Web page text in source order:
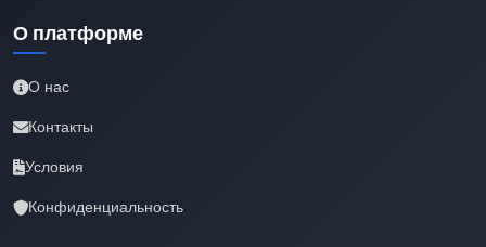
О платформе
О нас
Контакты
Условия
Конфиденциальность